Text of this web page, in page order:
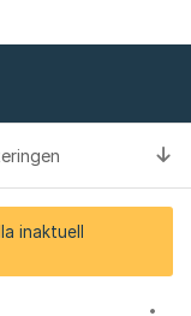
inaktuell